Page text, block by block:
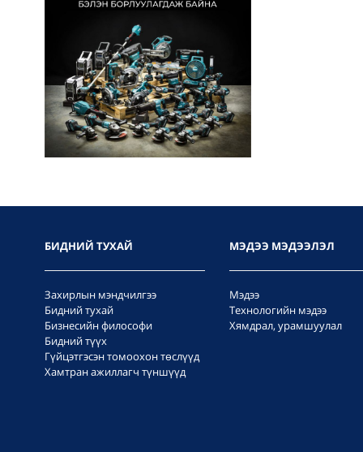
БИДНИЙ ТУХАЙ
Захирлын мэндчилгээ
Бидний тухай
Бизнесийн философи
Бидний түүх
Гүйцэтгэсэн томоохон төслүүд
Хамтран ажиллагч түншүүд
МЭДЭЭ МЭДЭЭЛЭЛ
Мэдээ
Технологийн мэдээ
Хямдрал, урамшуулал